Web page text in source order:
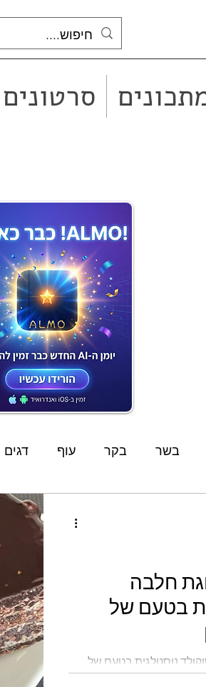
סרטונים
בשר בקר עוף דגים
מוקפץ
צמחוני
קינוחי כוסות ממולאים
חלבה
בטעם של
נוסטלגית בטעם של